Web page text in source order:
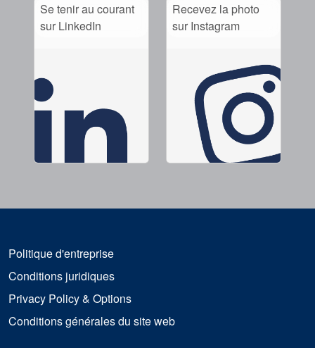
Se tenir au courant
sur LinkedIn
Recevez la photo
sur Instagram
Politique d'entreprise
Conditions juridiques
Privacy Policy & Options
Conditions générales du site web